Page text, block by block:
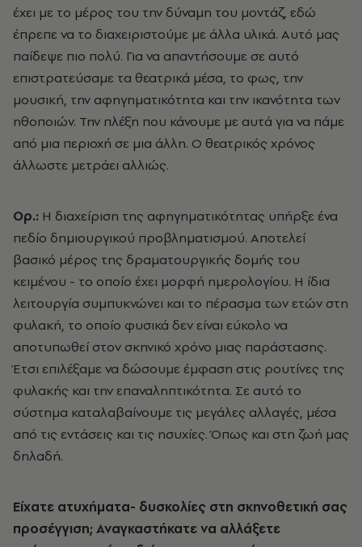
έχει με το μέρος του την δύναμη του μοντάζ, εδώ
έπρεπε να το διαχειριστούμε με άλλα υλικά. Αυτό μας
παίδεψε πιο πολύ. Για να απαντήσουμε σε αυτό
επιστρατεύσαμε τα θεατρικά μέσα, το φως, την
μουσική, την αφηγηματικότητα και την ικανότητα των
ηθοποιών. Την πλέξη που κάνουμε με αυτά για να πάμε
από μια περιοχή σε μια άλλη. Ο θεατρικός χρόνος
άλλωστε μετράει αλλιώς.
Ορ.: Η διαχείριση της αφηγηματικότητας υπήρξε ένα
πεδίο δημιουργικού προβληματισμού. Αποτελεί
βασικό μέρος της δραματουργικής δομής του
κειμένου - το οποίο έχει μορφή ημερολογίου. Η ίδια
λειτουργία συμπυκνώνει και το πέρασμα των ετών στη
φυλακή, το οποίο φυσικά δεν είναι εύκολο να
αποτυπωθεί στον σκηνικό χρόνο μιας παράστασης.
Έτσι επιλέξαμε να δώσουμε έμφαση στις ρουτίνες της
φυλακής και την επαναληπτικότητα. Σε αυτό το
σύστημα καταλαβαίνουμε τις μεγάλες αλλαγές, μέσα
από τις εντάσεις και τις ησυχίες. Όπως και στη ζωή μας
δηλαδή.
Είχατε ατυχήματα- δυσκολίες στη σκηνοθετική σας
προσέγγιση; Αναγκαστήκατε να αλλάξετε